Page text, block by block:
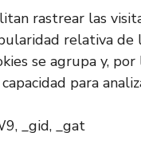
rastrear las
relativa
se agrupa y,
para
_gid, _gat